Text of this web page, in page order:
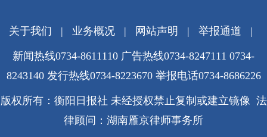
关于我们 | 业务概况| 网站声明 | 举报通道 |
新闻热线0734-8611110 广告热线0734-8247111 0734-
8243140 发行热线0734-8223670 举报电话0734-8686226
版权所有：衡阳日报社 未经授权禁止复制或建立镜像 法
律顾问：湖南雁京律师事务所